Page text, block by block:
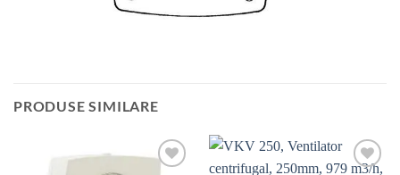
PRODUSE SIMILARE